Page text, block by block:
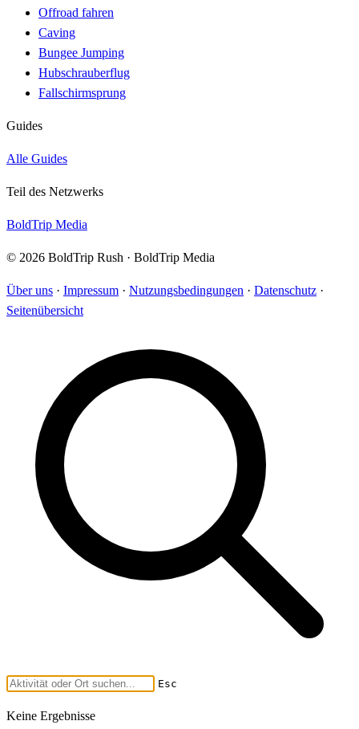
Offroad fahren
Caving
Bungee Jumping
Hubschrauberflug
Fallschirmsprung
Guides
Alle Guides
Teil des Netzwerks
BoldTrip Media
© 2026 BoldTrip Rush · BoldTrip Media
Über uns · Impressum · Nutzungsbedingungen · Datenschutz ·
Seitenübersicht
Esc
Keine Ergebnisse